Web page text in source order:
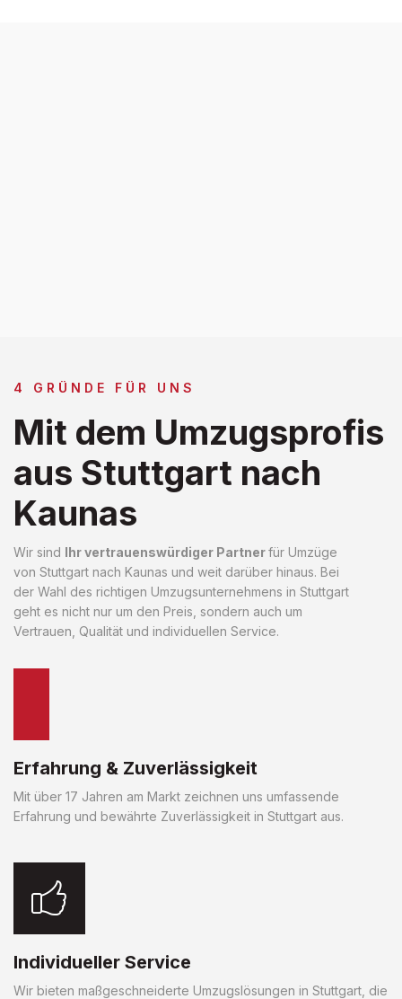
4 GRÜNDE FÜR UNS
Mit dem Umzugsprofis
aus Stuttgart nach
Kaunas
Wir sind Ihr vertrauenswürdiger Partnerfür Umzüge
von Stuttgart nach Kaunas und weit darüber hinaus. Bei
der Wahl des richtigen Umzugsunternehmens in Stuttgart
geht es nicht nur um den Preis, sondern auch um
Vertrauen, Qualität und individuellen Service.
Erfahrung & Zuverlässigkeit
Mit über 17 Jahren am Markt zeichnen uns umfassende
Erfahrung und bewährte Zuverlässigkeit in Stuttgart aus.
Individueller Service
Wir bieten maßgeschneiderte Umzugslösungen in Stuttgart, die